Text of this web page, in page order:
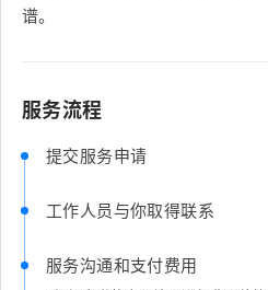
谱。
服务流程
提交服务申请
工作人员与你取得联系
服务沟通和支付费用